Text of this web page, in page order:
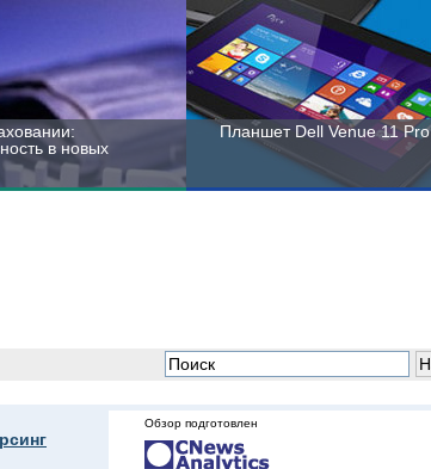
в новых
Планшет Dell Venue 11 Pro
развитие в
Обзор подготовлен